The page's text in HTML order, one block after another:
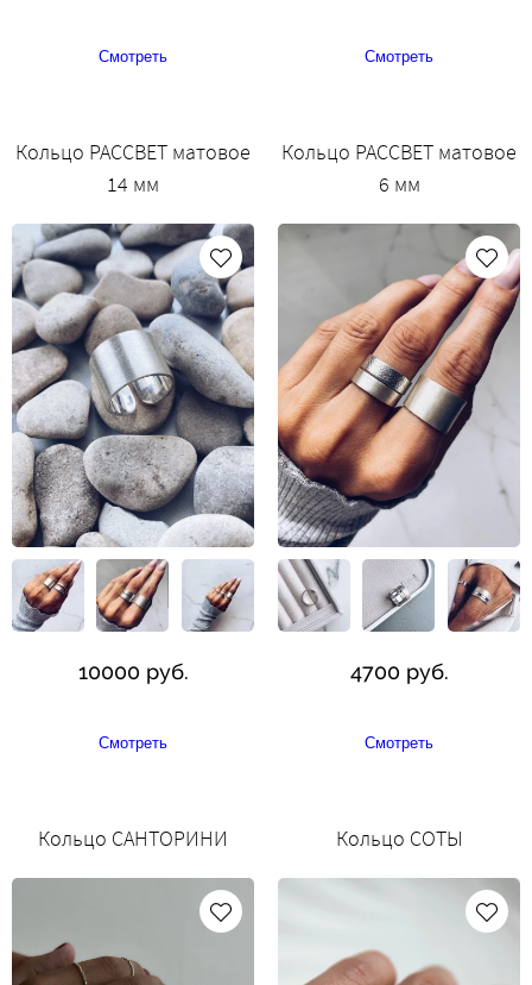
Смотреть Смотреть
Кольцо РАССВЕТ матовое
14 мм
10000 руб.
Смотреть
Кольцо РАССВЕТ матовое
6 мм
4700 руб.
Смотреть
Кольцо САНТОРИНИ Кольцо СОТЫ